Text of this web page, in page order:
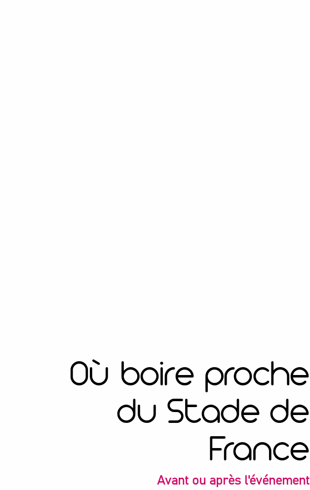
Où boire proche
du Stade de
France
Avant ou après l'événement